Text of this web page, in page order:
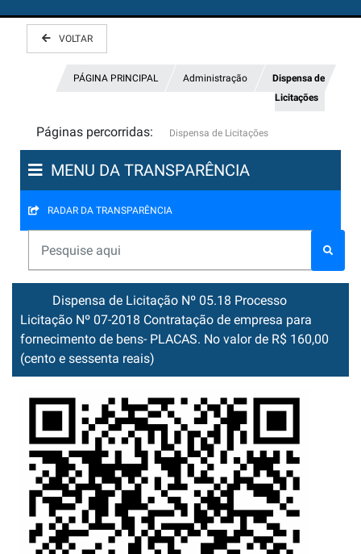
VOLTAR
PÁGINA PRINCIPAL Administração
Dispensa de
Licitações
Páginas percorridas: Dispensa de Licitações
MENU DA TRANSPARÊNCIA
RADAR DA TRANSPARÊNCIA
Dispensa de Licitação Nº 05.18 Processo
Licitação Nº 07-2018 Contratação de empresa para
fornecimento de bens- PLACAS. No valor de R$ 160,00
(cento e sessenta reais)